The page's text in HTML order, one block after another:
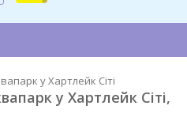
у Хартлейк Сіті
у Хартлейк Сіті,